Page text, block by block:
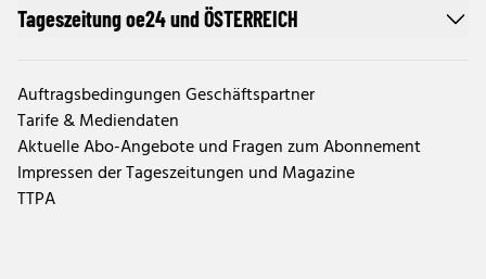
Tageszeitung oe24 und ÖSTERREICH
Auftragsbedingungen Geschäftspartner
Tarife & Mediendaten
Aktuelle Abo-Angebote und Fragen zum Abonnement
Impressen der Tageszeitungen und Magazine
TTPA